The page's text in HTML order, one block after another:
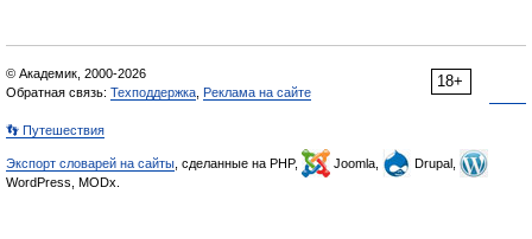
18+
© Академик, 2000-2026
Обратная связь: Техподдержка Реклама на сайте
👣 Путешествия
Экспорт словарей на сайты , сделанные на PHP, Joomla,
Drupal,
WordPress, MODx.